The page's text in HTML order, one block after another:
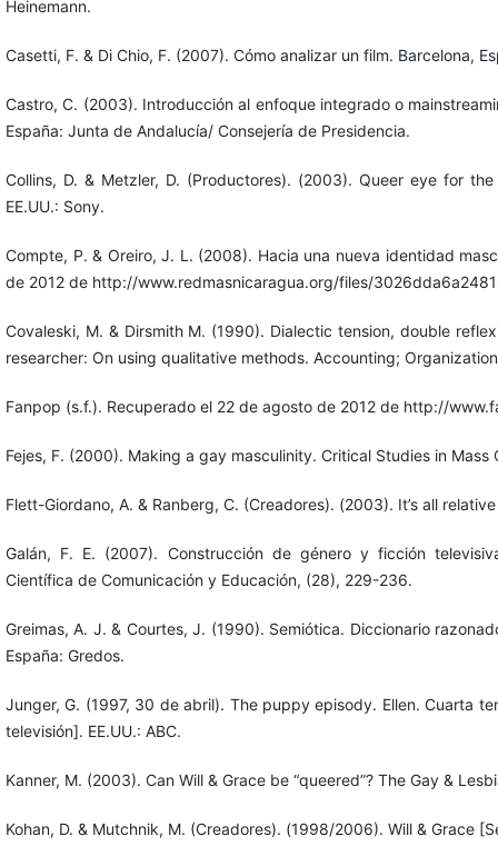
Heinemann.
Casetti, F. & Di Chio, F. (2007). Cómo analizar un film. Barcelona,
Castro, C. (2003). Introducción al enfoque integrado o
España: Junta de Andalucía/ Consejería de Presidencia.
Collins, D. & Metzler, D. (Productores). (2003). Queer eye for
EE.UU.: Sony.
Compte, P. & Oreiro, J. L. (2008). Hacia una nueva identidad
de 2012 de http://www.redmasnicaragua.org/files/
Covaleski, M. & Dirsmith M. (1990). Dialectic tension, double
researcher: On using qualitative methods. Accounting;
Fanpop (s.f.). Recuperado el 22 de agosto de 2012 de http://
Fejes, F. (2000). Making a gay masculinity. Critical Studies in Mass
Flett-Giordano, A. & Ranberg, C. (Creadores). (2003). It’s all
Galán, F. E. (2007). Construcción de género y ficción
Científica de Comunicación y Educación, (28), 229-236.
Greimas, A. J. & Courtes, J. (1990). Semiótica. Diccionario
España: Gredos.
Junger, G. (1997, 30 de abril). The puppy episody. Ellen. Cuarta
televisión]. EE.UU.: ABC.
Kanner, M. (2003). Can Will & Grace be “queered”? The Gay &
Kohan, D. & Mutchnik, M. (Creadores). (1998/2006). Will & Grace